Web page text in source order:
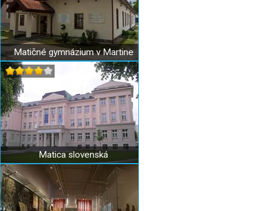
Matičné gymnázium v Martine
Matica slovenská